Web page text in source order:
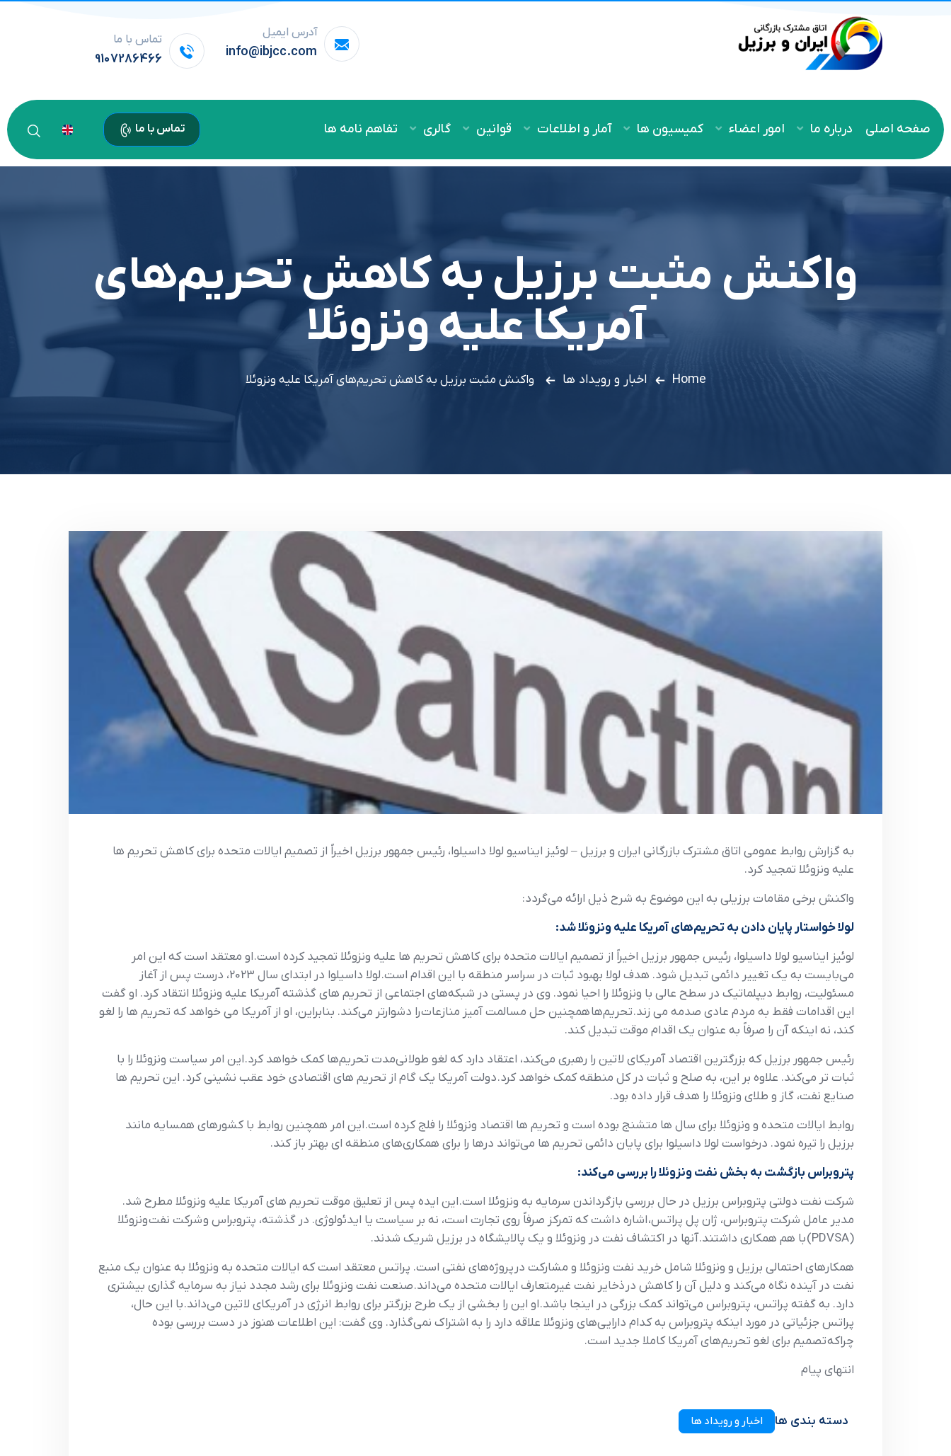
آدرس ایمیل
info@ibjcc.com
تماس با ما
9107286466
صفحه اصلی درباره ما امور اعضاء کمیسیون ها آمار و اطلاعات قوانین گالری تفاهم نامه ها تماس با ما
واکنش مثبت برزيل به کاهش تحريم‌هاي
آمريکا عليه ونزوئلا
Home اخبار و رویداد ها واکنش مثبت برزيل به کاهش تحريم‌هاي آمريکا عليه ونزوئلا
به گزارش روابط عمومي اتاق مشترک بازرگاني ايران و برزيل – لوئيز ايناسيو لولا داسيلوا، رئيس جمهور برزيل اخيراً از تصميم ايالات متحده براي کاهش تحريم ها
عليه ونزوئلا تمجيد کرد.
واکنش‌ برخي مقامات برزيلي به اين موضوع به شرح ذيل ارائه مي‌گردد:
لولا خواستار پايان دادن به تحريم‌هاي آمريکا عليه ونزوئلا شد:
لوئيز ايناسيو لولا داسيلوا، رئيس جمهور برزيل اخيراً از تصميم ايالات متحده براي کاهش تحريم ها عليه ونزوئلا تمجيد کرده است. او معتقد است که اين امر
مي‌بايست به يک تغيير دائمي تبديل شود. هدف لولا بهبود ثبات در سراسر منطقه با اين اقدام است. لولا داسيلوا در ابتداي سال 2023، درست پس از آغاز
مسئوليت، روابط ديپلماتيک در سطح عالي با ونزوئلا را احيا نمود. وي در پستي در شبکه‌هاي اجتماعي از تحريم هاي گذشته آمريکا عليه ونزوئلا انتقاد کرد. او گفت
اين اقدامات فقط به مردم عادي صدمه مي زند. تحريم‌ها همچنين حل مسالمت آميز منازعات را دشوارتر مي‌کند. بنابراين، او از آمريکا مي خواهد که تحريم ها را لغو
کند، نه اينکه آن را صرفاً به عنوان يک اقدام موقت تبديل کند.
رئيس جمهور برزيل که بزرگترين اقتصاد آمريکاي لاتين را رهبري مي‌کند، اعتقاد دارد که لغو طولاني‌مدت تحريم‌ها کمک خواهد کرد. اين امر سياست ونزوئلا را با
ثبات تر مي‌کند. علاوه بر اين، به صلح و ثبات در کل منطقه کمک خواهد کرد. دولت آمريکا يک گام از تحريم هاي اقتصادي خود عقب نشيني کرد. اين تحريم ها
صنايع نفت، گاز و طلاي ونزوئلا را هدف قرار داده بود.
روابط ايالات متحده و ونزوئلا براي سال ها متشنج بوده است و تحريم ها اقتصاد ونزوئلا را فلج کرده است. اين امر همچنين روابط با کشورهاي همسايه مانند
برزيل را تيره نمود. درخواست لولا داسيلوا براي پايان دائمي تحريم ها مي‌تواند درها را براي همکاري‌هاي منطقه اي بهتر باز کند.
پتروبراس بازگشت به بخش نفت ونزوئلا را بررسي مي‌کند:
شرکت نفت دولتي پتروبراس برزيل در حال بررسي بازگرداندن سرمايه به ونزوئلا است. اين ايده پس از تعليق موقت تحريم هاي آمريکا عليه ونزوئلا مطرح شد.
مدير عامل شرکت پتروبراس، ژان پل پراتس، اشاره داشت که تمرکز صرفاً روي تجارت است، نه بر سياست يا ايدئولوژي. در گذشته، پتروبراس و شرکت نفت ونزوئلا
(PDVSA) با هم همکاري داشتند. آنها در اکتشاف نفت در ونزوئلا و يک پالايشگاه در برزيل شريک شدند.
همکارهاي احتمالي برزيل و ونزوئلا شامل خريد نفت ونزوئلا و مشارکت در پروژه‌هاي نفتي است. پراتس معتقد است که ايالات متحده به ونزوئلا به عنوان يک منبع
نفت در آينده نگاه مي‌کند و دليل آن را کاهش در ذخاير نفت غيرمتعارف ايالات متحده مي‌داند. صنعت نفت ونزوئلا براي رشد مجدد نياز به سرمايه گذاري بيشتري
دارد. به گفته پراتس، پتروبراس مي‌تواند کمک بزرگي در اينجا باشد. او اين را بخشي از يک طرح بزرگتر براي روابط انرژي در آمريکاي لاتين مي‌داند. با اين حال،
پراتس جزئياتي در مورد اينکه پتروبراس به کدام دارايي‌هاي ونزوئلا علاقه دارد را به اشتراک نمي‌گذارد. وي گفت: اين اطلاعات هنوز در دست بررسي بوده
چراکه تصميم براي لغو تحريم‌هاي آمريکا کاملا جديد است.
انتهای پیام
دسته بندی ها اخبار و رویداد ها